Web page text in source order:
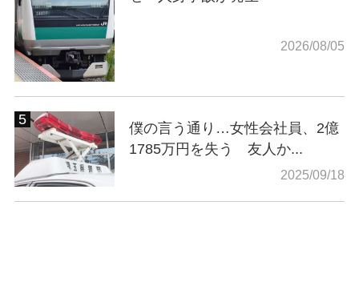
2026/08/05
僕の言う通り…女性会社員、2億
1785万円を失う 友人か...
2025/09/18